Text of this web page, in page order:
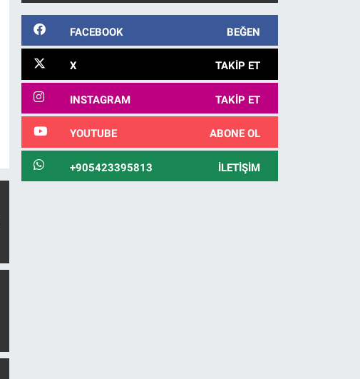
FACEBOOK BEĞEN
X TAKIP ET
INSTAGRAM TAKIP ET
YOUTUBE ABONE OL
+905423395813 İLETIŞIM